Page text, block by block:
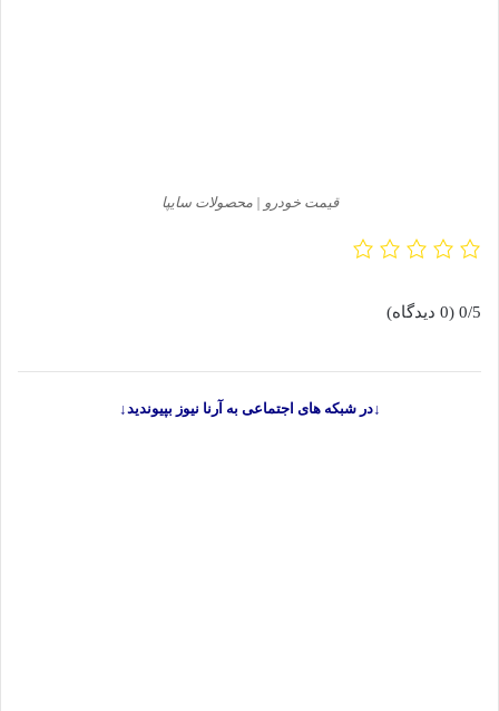
قیمت خودرو | محصولات سایپا
0/5 (0 دیدگاه)
↓در شبکه های اجتماعی به آرنا نیوز بپیوندید↓